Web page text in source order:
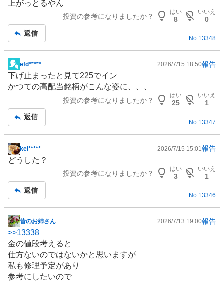
示
事
上がっとるやん
投資の参考になりましたか？
はい
8
いいえ
0
返信
No.13348
掲
示
板
efd***** 2026/7/15 18:50報告
下げ止まったと見て225でイン
かつての高配当銘柄がこんな姿に、、、
投資の参考になりましたか？
はい
25
いいえ
1
返信
No. 13347
掲
示
事
kei***** 2026/7/15 15:01 報告
どうした？
投資の参考になりましたか？
はい
3
いいえ
1
返信
No.13346
掲
示
板
記
事
昔のお姉さん 2026/7/13 19:00報告
>>13338
金の値段考えると
仕方ないのではないかと思いますが
私も修理予定があり
参考にしたいので